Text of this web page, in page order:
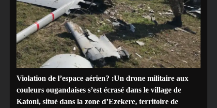
Violation de l’espace aérien? :Un drone militaire aux
couleurs ougandaises s’est écrasé dans le village de
Katoni, situé dans la zone d’Ezekere, territoire de